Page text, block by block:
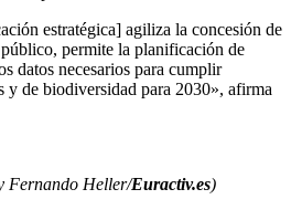
estratégica] agiliza la concesión de
permite la planificación de
datos necesarios para cumplir
y de biodiversidad para 2030», afirma
Fernando Heller/Euractiv.es)